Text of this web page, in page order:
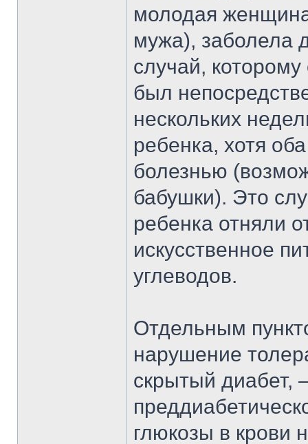
молодая
мужа), заболела
случай,
был
нескольких
ребенка, хотя
болезнью
бабушки). Это
ребенка отняли
искусственное
углеводов.
Отдельным
нарушение
скрытый диабет,
глюкозы в крови